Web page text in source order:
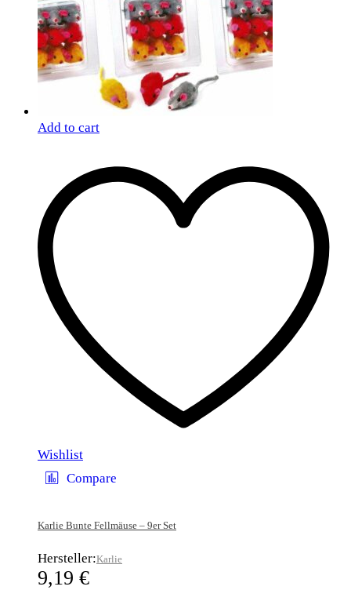
Add to cart
Wishlist
Compare
Karlie Bunte Fellmäuse – 9er Set
Hersteller:Karlie
9,19 €